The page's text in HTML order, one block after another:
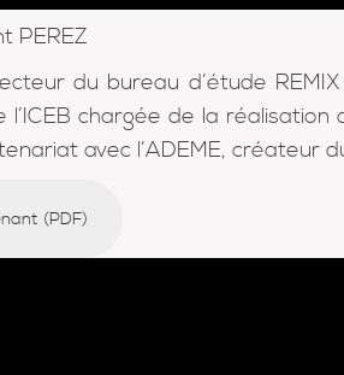
PEREZ
du bureau d’étude
l’ICEB chargée de la réalisation
avec l’ADEME, créateur
(PDF)